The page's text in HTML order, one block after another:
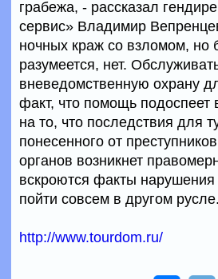
грабежа, - рассказал
сервис» Владимир
ночных краж со взломом, но
разумеется, нет.
вневедомственную охрану
факт, что помощь подоспеет
на то, что последствия для
понесенного от
органов возникнет
вскроются факты
пойти совсем в другом русле.
http://www.tourdom.ru/